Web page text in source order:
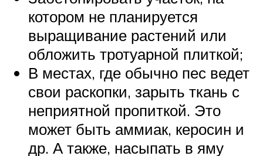
котором не планируется
выращивание растений или
обложить тротуарной плиткой;
В местах, где обычно пес ведет
свои раскопки, зарыть ткань с
неприятной пропиткой. Это
может быть аммиак, керосин и
др. А также, насыпать в яму